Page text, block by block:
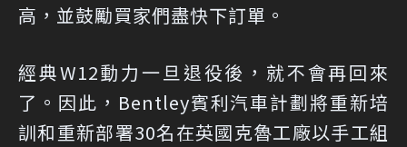
高，並鼓勵買家們盡快下訂單。
經典W12動力一旦退役後，就不會再回來
了。因此，Bentley賓利汽車計劃將重新培
訓和重新部署30名在英國克魯工廠以手工組